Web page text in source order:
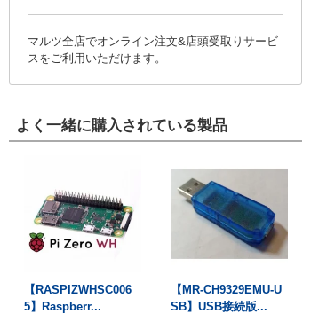
マルツ全店でオンライン注文&店頭受取りサービ
スをご利用いただけます。
よく一緒に購入されている製品
【RASPIZWHSC006
5】Raspberr...
【MR-CH9329EMU-U
SB】USB接続版...